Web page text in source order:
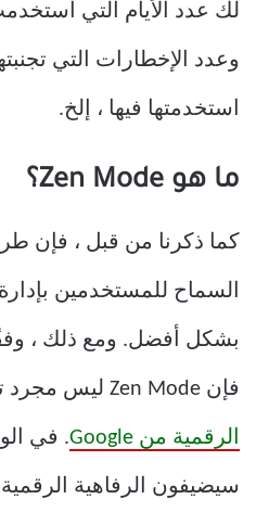
لك عدد الأيام التي
وعدد الإخطارات التي
استخدمتها فيها ، إلخ.
ما هو Zen Mode؟
السماح للمستخدمين
فإن Zen Mode ليس مجرد تطبيق OnePlus
الرقمية من Google
سيضيفون الرفاهية